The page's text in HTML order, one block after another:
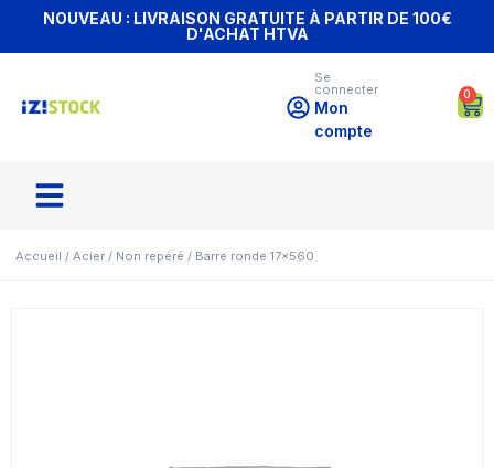
NOUVEAU : LIVRAISON GRATUITE À PARTIR DE 100€
D'ACHAT HTVA
Se
connecter
Mon
compte
0
Accueil / Acier / Non repéré / Barre ronde 17×560